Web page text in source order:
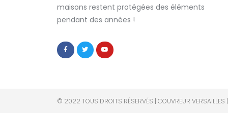
maisons restent protégées des éléments
pendant des années !
© 2022 TOUS DROITS RÉSERVÉS | COUVREUR